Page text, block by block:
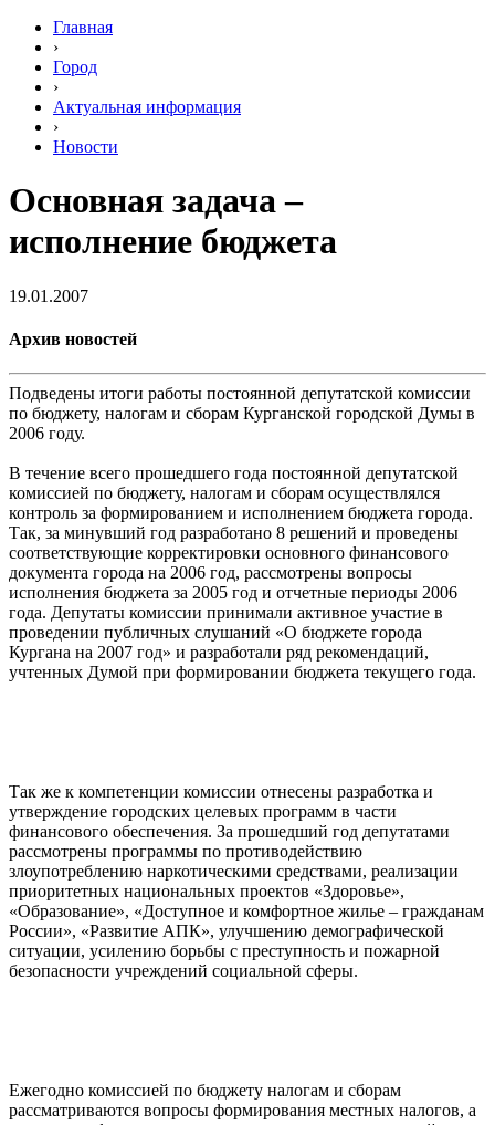
Главная
›
Город
›
Актуальная информация
›
Новости
Основная задача –
исполнение бюджета
19.01.2007
Архив новостей
Подведены итоги работы постоянной депутатской комиссии
по бюджету, налогам и сборам Курганской городской Думы в
2006 году.
В течение всего прошедшего года постоянной депутатской
комиссией по бюджету, налогам и сборам осуществлялся
контроль за формированием и исполнением бюджета города.
Так, за минувший год разработано 8 решений и проведены
соответствующие корректировки основного финансового
документа города на 2006 год, рассмотрены вопросы
исполнения бюджета за 2005 год и отчетные периоды 2006
года. Депутаты комиссии принимали активное участие в
проведении публичных слушаний «О бюджете города
Кургана на 2007 год» и разработали ряд рекомендаций,
учтенных Думой при формировании бюджета текущего года.
Так же к компетенции комиссии отнесены разработка и
утверждение городских целевых программ в части
финансового обеспечения. За прошедший год депутатами
рассмотрены программы по противодействию
злоупотреблению наркотическими средствами, реализации
приоритетных национальных проектов «Здоровье»,
«Образование», «Доступное и комфортное жилье – гражданам
России», «Развитие АПК», улучшению демографической
ситуации, усилению борьбы с преступность и пожарной
безопасности учреждений социальной сферы.
Ежегодно комиссией по бюджету налогам и сборам
рассматриваются вопросы формирования местных налогов, а